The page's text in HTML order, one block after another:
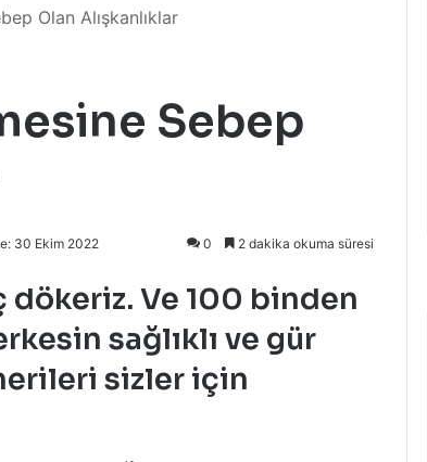
Olan Alışkanlıklar
Sebep
30 Ekim 2022 0 2 dakika okuma süresi
dökeriz. Ve 100 binden
sağlıklı ve gür
sizler için